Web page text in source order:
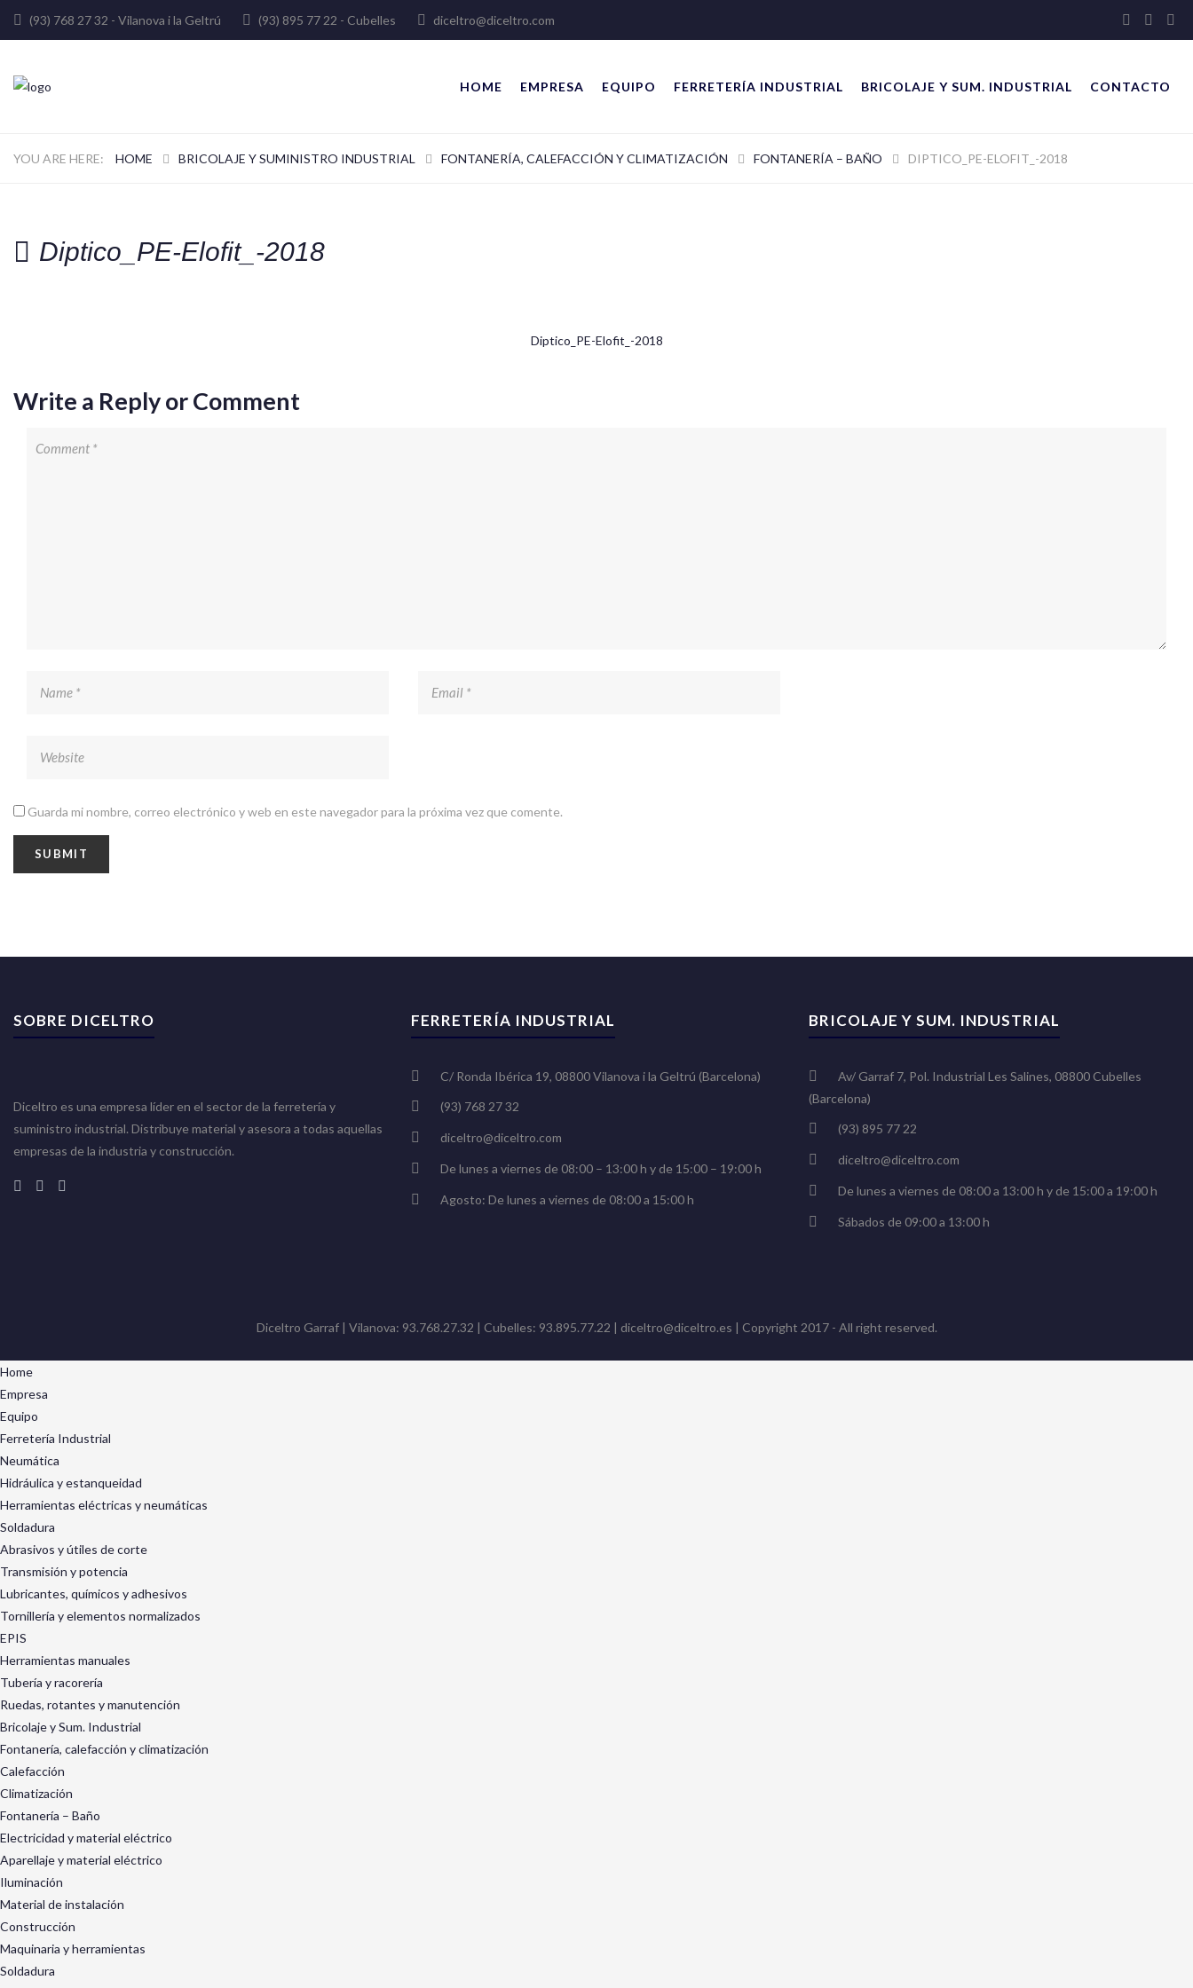
(93) 768 27 32 - Vilanova i la Geltrú (93) 895 77 22 - Cubelles diceltro@diceltro.com
HOME EMPRESA EQUIPO FERRETERÍA INDUSTRIAL BRICOLAJE Y SUM. INDUSTRIAL CONTACTO
HOME BRICOLAJE Y SUMINISTRO INDUSTRIAL FONTANERÍA, CALEFACCIÓN Y CLIMATIZACIÓN FONTANERÍA – BAÑO DIPTICO_PE-ELOFIT_-2018
Diptico_PE-Elofit_-2018
Diptico_PE-Elofit_-2018
Write a Reply or Comment
Guarda mi nombre, correo electrónico y web en este navegador para la próxima vez que comente.
SOBRE DICELTRO
Diceltro es una empresa líder en el sector de la ferretería y
suministro industrial. Distribuye material y asesora a todas aquellas
empresas de la industria y construcción.
FERRETERÍA INDUSTRIAL
C/ Ronda Ibérica 19, 08800 Vilanova i la Geltrú (Barcelona)
(93) 768 27 32
diceltro@diceltro.com
De lunes a viernes de 08:00 – 13:00 h y de 15:00 – 19:00 h
Agosto: De lunes a viernes de 08:00 a 15:00 h
BRICOLAJE Y SUM. INDUSTRIAL
Av/ Garraf 7, Pol. Industrial Les Salines, 08800 Cubelles
(Barcelona)
(93) 895 77 22
diceltro@diceltro.com
De lunes a viernes de 08:00 a 13:00 h y de 15:00 a 19:00 h
Sábados de 09:00 a 13:00 h
Diceltro Garraf | Vilanova: 93.768.27.32 | Cubelles: 93.895.77.22 | diceltro@diceltro.es | Copyright 2017 - All right reserved.
Home
Empresa
Equipo
Ferretería Industrial
Neumática
Hidráulica y estanqueidad
Herramientas eléctricas y neumáticas
Soldadura
Abrasivos y útiles de corte
Transmisión y potencia
Lubricantes, químicos y adhesivos
Tornillería y elementos normalizados
EPIS
Herramientas manuales
Tubería y racorería
Ruedas, rotantes y manutención
Bricolaje y Sum. Industrial
Fontanería, calefacción y climatización
Calefacción
Climatización
Fontanería – Baño
Electricidad y material eléctrico
Aparellaje y material eléctrico
Iluminación
Material de instalación
Construcción
Maquinaria y herramientas
Soldadura